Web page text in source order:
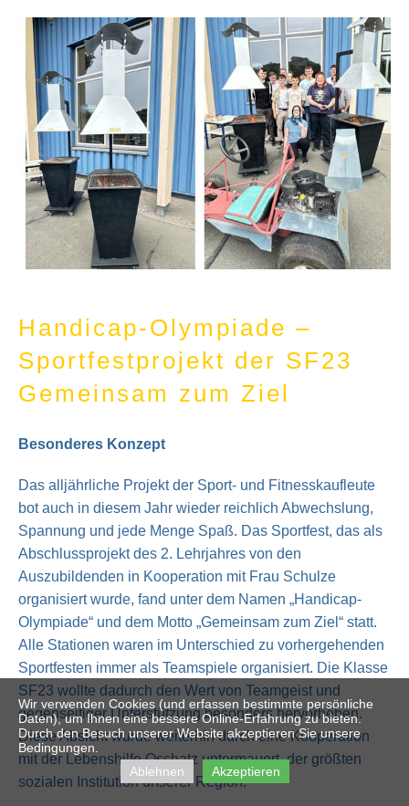
Handicap-Olympiade –
Sportfestprojekt der SF23
Gemeinsam zum Ziel
Besonderes Konzept
Das alljährliche Projekt der Sport- und Fitnesskaufleute
bot auch in diesem Jahr wieder reichlich Abwechslung,
Spannung und jede Menge Spaß. Das Sportfest, das als
Abschlussprojekt des 2. Lehrjahres von den
Auszubildenden in Kooperation mit Frau Schulze
organisiert wurde, fand unter dem Namen „Handicap-
Olympiade“ und dem Motto „Gemeinsam zum Ziel“ statt.
Alle Stationen waren im Unterschied zu vorhergehenden
Sportfesten immer als Teamspiele organisiert. Die Klasse
SF23 wollte dadurch den Wert von Teamgeist und
gegenseitiger Unterstützung besonders hervorheben.
Diese Absicht wurde weiterhin durch eine Kooperation
mit der Lebenshilfe Oschatz untermauert, der größten
sozialen Institution unserer Region.
Wir verwenden Cookies (und erfassen bestimmte persönliche
Daten), um Ihnen eine bessere Online-Erfahrung zu bieten.
Durch den Besuch unserer Website akzeptieren Sie unsere
Bedingungen.
Ablehnen
Akzeptieren